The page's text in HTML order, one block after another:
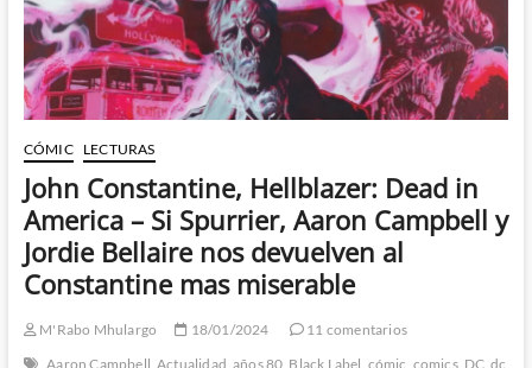
CÓMIC LECTURAS
John Constantine, Hellblazer: Dead in
America – Si Spurrier, Aaron Campbell y
Jordie Bellaire nos devuelven al
Constantine mas miserable
M'Rabo Mhulargo 18/01/2024
11 comentarios
Aaron Campbell Actualidad años 80 Black Label cómic comics DC dc